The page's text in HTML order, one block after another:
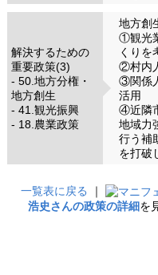
解決するための
重要政策(3)
- 50.地方分権・
地方創生
- 41.観光振興
- 18.農業政策
地方創
①観光
くりを
②村内
③関係
活用
④近隣
地域力
行う補
を打破
一覧表に戻る ｜
浩史さんの政策の詳細を